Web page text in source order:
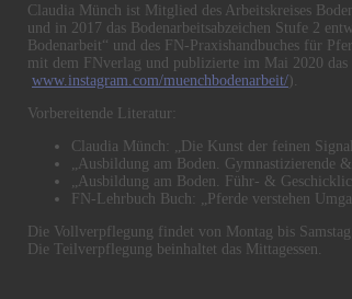
Claudia Münch ist Mitglied des Arbeitskreises
und in 2017 das Bodenarbeitsabzeichen Stufe 2
Bodenarbeit“ und des FN-Praxishandbuches für
mit dem FNverlag und publizierte im Mai 2020
www.instagram.com/muenchbodenarbeit/).
Vorbereitende Literatur:
Claudia Münch: „Die Kunst der feinen
„Ausbildung am Boden.
„Ausbildung am Boden. Führ- &
FN-Lehrbuch Buch: „Pferde verstehen
Die Vollverpflegung findet von Montag bis
Die Teilverpflegung beinhaltet das Mittagessen.